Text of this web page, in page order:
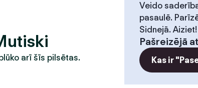
arī šīs pilsētas.
Veido
pasaulē.
Sidnejā. Aiziet!
Pašreizējā
Kas ir